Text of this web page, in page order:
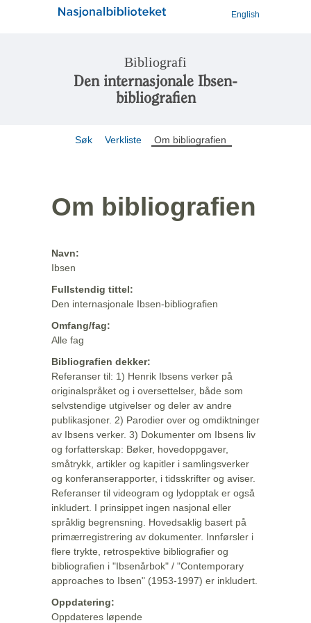
English
Bibliografi
Den internasjonale Ibsen-
bibliografien
Søk Verkliste Om bibliografien
Om bibliografien
Navn:
Ibsen
Fullstendig tittel:
Den internasjonale Ibsen-bibliografien
Omfang/fag:
Alle fag
Bibliografien dekker:
Referanser til: 1) Henrik Ibsens verker på
originalspråket og i oversettelser, både som
selvstendige utgivelser og deler av andre
publikasjoner. 2) Parodier over og omdiktninger
av Ibsens verker. 3) Dokumenter om Ibsens liv
og forfatterskap: Bøker, hovedoppgaver,
småtrykk, artikler og kapitler i samlingsverker
og konferanserapporter, i tidsskrifter og aviser.
Referanser til videogram og lydopptak er også
inkludert. I prinsippet ingen nasjonal eller
språklig begrensning. Hovedsaklig basert på
primærregistrering av dokumenter. Innførsler i
flere trykte, retrospektive bibliografier og
bibliografien i "Ibsenårbok" / "Contemporary
approaches to Ibsen" (1953-1997) er inkludert.
Oppdatering:
Oppdateres løpende